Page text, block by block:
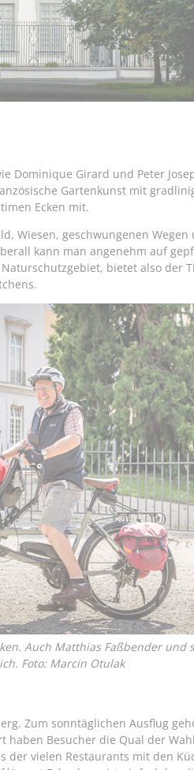
Dominique Girard und Peter
Gartenkunst mit
Ecken mit.
Wiesen, geschwungenen Wegen
kann man angenehm auf
bietet also der
Auch Matthias Faßbender und
Foto: Marcin Otulak
Zum sonntäglichen Ausflug
haben Besucher die Qual der
der vielen Restaurants mit den